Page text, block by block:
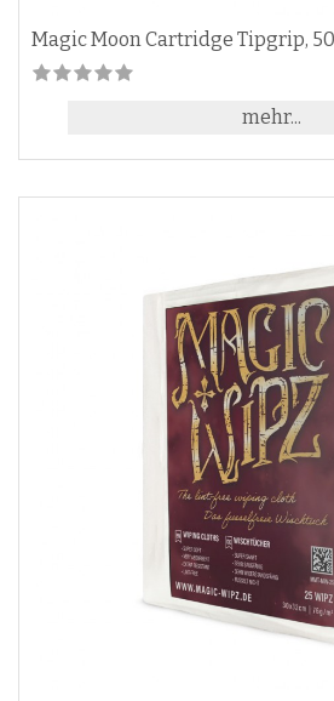
Magic Moon Cartridge Tipgrip,
mehr...